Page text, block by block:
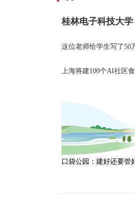
这位老师给学生写了50
上海将建100个AI社区
口袋公园：建好还要管